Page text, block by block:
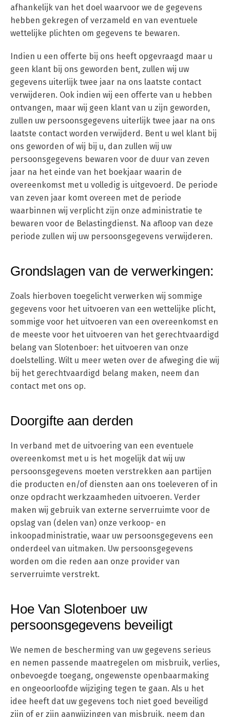
afhankelijk van het doel waarvoor we de gegevens
hebben gekregen of verzameld en van eventuele
wettelijke plichten om gegevens te bewaren.
Indien u een offerte bij ons heeft opgevraagd maar u
geen klant bij ons geworden bent, zullen wij uw
gegevens uiterlijk twee jaar na ons laatste contact
verwijderen. Ook indien wij een offerte van u hebben
ontvangen, maar wij geen klant van u zijn geworden,
zullen uw persoonsgegevens uiterlijk twee jaar na ons
laatste contact worden verwijderd. Bent u wel klant bij
ons geworden of wij bij u, dan zullen wij uw
persoonsgegevens bewaren voor de duur van zeven
jaar na het einde van het boekjaar waarin de
overeenkomst met u volledig is uitgevoerd. De periode
van zeven jaar komt overeen met de periode
waarbinnen wij verplicht zijn onze administratie te
bewaren voor de Belastingdienst. Na afloop van deze
periode zullen wij uw persoonsgegevens verwijderen.
Grondslagen van de verwerkingen:
Zoals hierboven toegelicht verwerken wij sommige
gegevens voor het uitvoeren van een wettelijke plicht,
sommige voor het uitvoeren van een overeenkomst en
de meeste voor het uitvoeren van het gerechtvaardigd
belang van Slotenboer: het uitvoeren van onze
doelstelling. Wilt u meer weten over de afweging die wij
bij het gerechtvaardigd belang maken, neem dan
contact met ons op.
Doorgifte aan derden
In verband met de uitvoering van een eventuele
overeenkomst met u is het mogelijk dat wij uw
persoonsgegevens moeten verstrekken aan partijen
die producten en/of diensten aan ons toeleveren of in
onze opdracht werkzaamheden uitvoeren. Verder
maken wij gebruik van externe serverruimte voor de
opslag van (delen van) onze verkoop- en
inkoopadministratie, waar uw persoonsgegevens een
onderdeel van uitmaken. Uw persoonsgegevens
worden om die reden aan onze provider van
serverruimte verstrekt.
Hoe Van Slotenboer uw
persoonsgegevens beveiligt
We nemen de bescherming van uw gegevens serieus
en nemen passende maatregelen om misbruik, verlies,
onbevoegde toegang, ongewenste openbaarmaking
en ongeoorloofde wijziging tegen te gaan. Als u het
idee heeft dat uw gegevens toch niet goed beveiligd
zijn of er zijn aanwijzingen van misbruik, neem dan